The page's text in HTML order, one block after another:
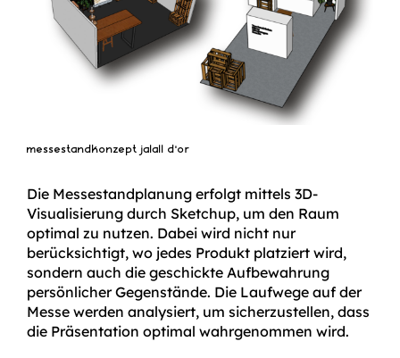
messestandkonzept jalall d’or
Die Messestandplanung erfolgt mittels 3D-
Visualisierung durch Sketchup, um den Raum
optimal zu nutzen. Dabei wird nicht nur
berücksichtigt, wo jedes Produkt platziert wird,
sondern auch die geschickte Aufbewahrung
persönlicher Gegenstände. Die Laufwege auf der
Messe werden analysiert, um sicherzustellen, dass
die Präsentation optimal wahrgenommen wird.